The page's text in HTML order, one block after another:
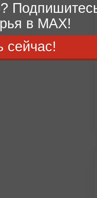
в MAX!
сейчас!